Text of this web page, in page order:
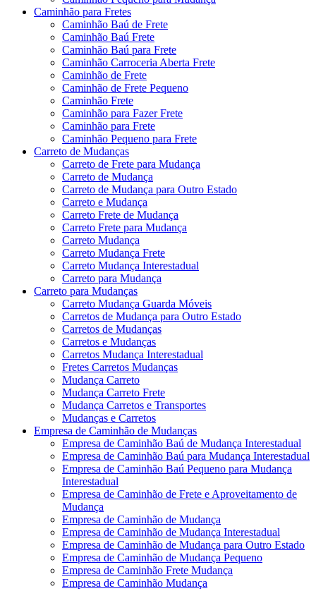
Caminhão para Fretes
Caminhão Baú de Frete
Caminhão Baú Frete
Caminhão Baú para Frete
Caminhão Carroceria Aberta Frete
Caminhão de Frete
Caminhão de Frete Pequeno
Caminhão Frete
Caminhão para Fazer Frete
Caminhão para Frete
Caminhão Pequeno para Frete
Carreto de Mudanças
Carreto de Frete para Mudança
Carreto de Mudança
Carreto de Mudança para Outro Estado
Carreto e Mudança
Carreto Frete de Mudança
Carreto Frete para Mudança
Carreto Mudança
Carreto Mudança Frete
Carreto Mudança Interestadual
Carreto para Mudança
Carreto para Mudanças
Carreto Mudança Guarda Móveis
Carretos de Mudança para Outro Estado
Carretos de Mudanças
Carretos e Mudanças
Carretos Mudança Interestadual
Fretes Carretos Mudanças
Mudança Carreto
Mudança Carreto Frete
Mudança Carretos e Transportes
Mudanças e Carretos
Empresa de Caminhão de Mudanças
Empresa de Caminhão Baú de Mudança Interestadual
Empresa de Caminhão Baú para Mudança Interestadual
Empresa de Caminhão Baú Pequeno para Mudança
Interestadual
Empresa de Caminhão de Frete e Aproveitamento de
Mudança
Empresa de Caminhão de Mudança
Empresa de Caminhão de Mudança Interestadual
Empresa de Caminhão de Mudança para Outro Estado
Empresa de Caminhão de Mudança Pequeno
Empresa de Caminhão Frete Mudança
Empresa de Caminhão Mudança